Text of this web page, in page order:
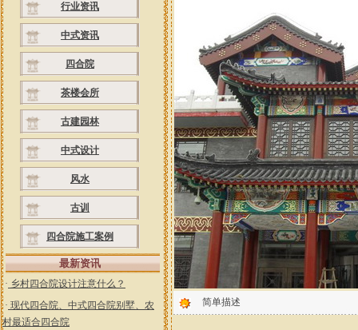
行业资讯
中式资讯
四合院
茶楼会所
古建园林
中式设计
风水
古训
四合院施工案例
最新资讯
· 乡村四合院设计注意什么？
· 现代四合院、中式四合院别墅、农
村最适合四合院
简单描述